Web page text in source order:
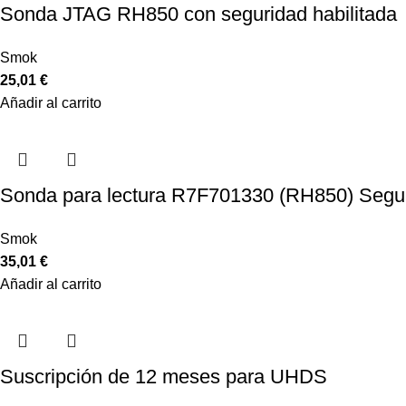
Sonda JTAG RH850 con seguridad habilitada
Smok
25,01 €
Añadir al carrito
Sonda para lectura R7F701330 (RH850)
Smok
35,01 €
Añadir al carrito
Suscripción de 12 meses para UHDS